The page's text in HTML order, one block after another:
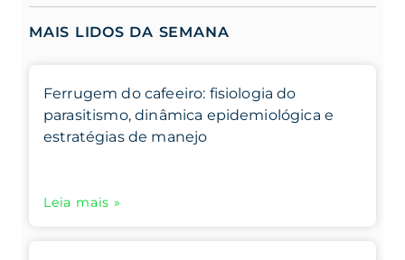
MAIS LIDOS DA SEMANA
Ferrugem do cafeeiro: fisiologia do
parasitismo, dinâmica epidemiológica e
estratégias de manejo
Leia mais »